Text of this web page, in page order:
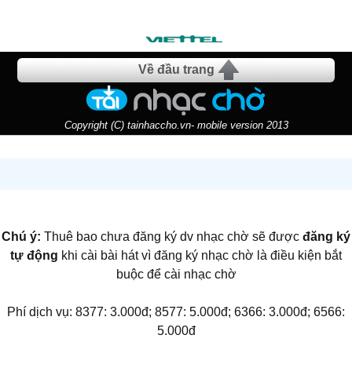
Về đầu trang
Copyright (C) tainhaccho.vn- mobile version 2013
Chú ý: Thuê bao chưa đăng ký dv nhạc chờ sẽ được đăng ký
tự động khi cài bài hát vì đăng ký nhạc chờ là điều kiện bắt
buộc để cài nhạc chờ
Phí dịch vụ: 8377: 3.000đ; 8577: 5.000đ; 6366: 3.000đ; 6566:
5.000đ